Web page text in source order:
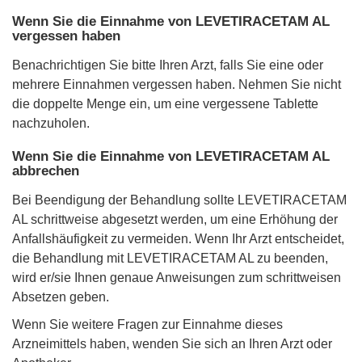
Wenn Sie die Einnahme von LEVETIRACETAM AL
vergessen haben
Benachrichtigen Sie bitte Ihren Arzt, falls Sie eine oder
mehrere Einnahmen vergessen haben. Nehmen Sie nicht
die doppelte Menge ein, um eine vergessene Tablette
nachzuholen.
Wenn Sie die Einnahme von LEVETIRACETAM AL
abbrechen
Bei Beendigung der Behandlung sollte LEVETIRACETAM
AL schrittweise abgesetzt werden, um eine Erhöhung der
Anfallshäufigkeit zu vermeiden. Wenn Ihr Arzt entscheidet,
die Behandlung mit LEVETIRACETAM AL zu beenden,
wird er/sie Ihnen genaue Anweisungen zum schrittweisen
Absetzen geben.
Wenn Sie weitere Fragen zur Einnahme dieses
Arzneimittels haben, wenden Sie sich an Ihren Arzt oder